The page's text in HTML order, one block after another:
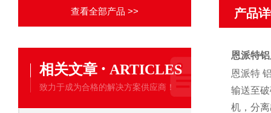
查看全部产品 >>
相关文章 · ARTICLES
致力于成为合格的解决方案供应商！
产品
恩派特
恩派特
输送至
机，分